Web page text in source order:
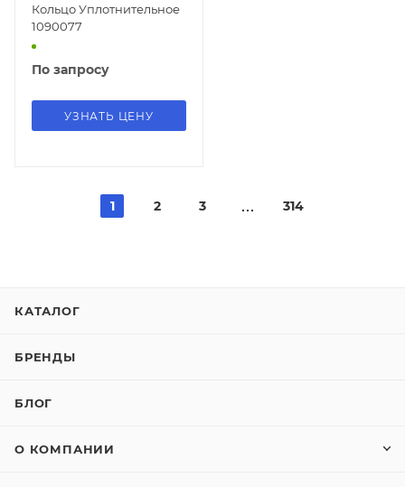
Кольцо Уплотнительное
1090077
По запросу
УЗНАТЬ ЦЕНУ
1 2 3 314
КАТАЛОГ
БРЕНДЫ
БЛОГ
О КОМПАНИИ